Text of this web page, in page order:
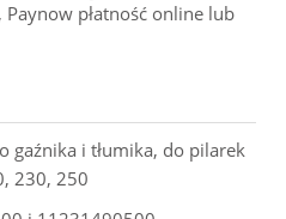
Paynow płatność online lub
gaźnika i tłumika, do pilarek
230, 250